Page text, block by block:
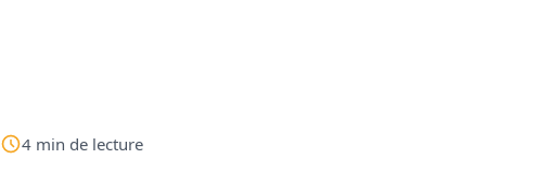
4 min de lecture